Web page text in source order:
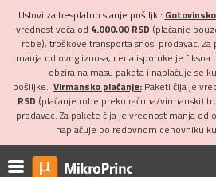
Uslovi za besplatno slanje pošiljki:
vrednost veća od 4.000,00 RSD (plaćanje
robe), troškove transporta snosi prodavac.
manja od ovog iznosa, cena isporuke je fiksna
obzira na masu paketa i naplaćuje se
pošiljke. Virmansko plaćanje:Paketi čija je
RSD (plaćanje robe preko računa/virmanski)
prodavac. Za pakete čija je vrednost manja od
naplaćuje po redovnom cenovniku